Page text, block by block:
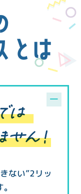
とは
ない”2リッ